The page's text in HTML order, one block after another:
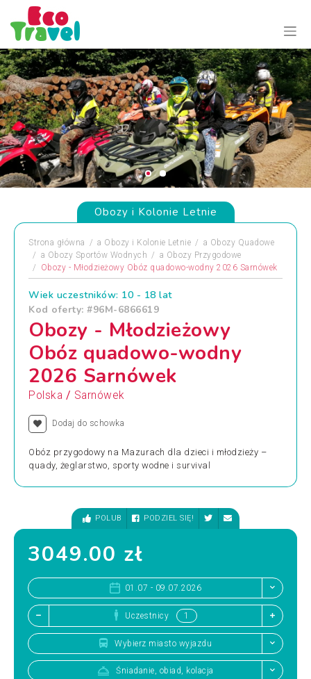
Obozy i Kolonie Letnie
Strona główna a Obozy i Kolonie Letnie a Obozy Quadowe
a Obozy Sportów Wodnych a Obozy Przygodowe
Obozy - Młodzieżowy Obóz quadowo-wodny 2026 Sarnówek
Wiek uczestników: 10 - 18 lat
Kod oferty: #96M-6866619
Obozy - Młodzieżowy
Obóz quadowo-wodny
2026 Sarnówek
Polska / Sarnówek
Dodaj do schowka
Obóz przygodowy na Mazurach dla dzieci i młodzieży –
quady, żeglarstwo, sporty wodne i survival
POLUB PODZIEL SIĘ!
3049.00 zł
01.07 - 09.07.2026
Uczestnicy
Wybierz miasto wyjazdu
Śniadanie, obiad, kolacja